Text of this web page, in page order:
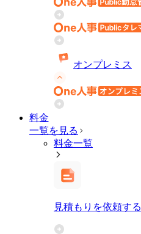
オンプレミス
料金
一覧を見る
料金一覧
見積もりを依頼する